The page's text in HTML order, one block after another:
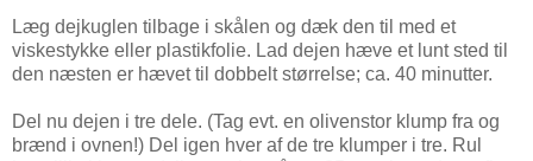
Læg dejkuglen tilbage i skålen og dæk den til med et
viskestykke eller plastikfolie. Lad dejen hæve et lunt sted til
den næsten er hævet til dobbelt størrelse; ca. 40 minutter.
Del nu dejen i tre dele. (Tag evt. en olivenstor klump fra og
brænd i ovnen!) Del igen hver af de tre klumper i tre. Rul